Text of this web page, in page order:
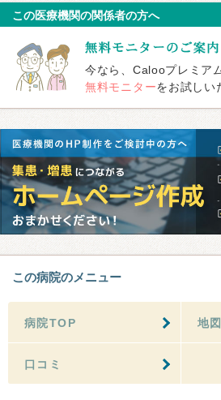
この医療機関の関係者の方へ
今なら、Calooプレミア
無料モニターをお試しい
この病院のメニュー
病院TOP 地図
口コミ